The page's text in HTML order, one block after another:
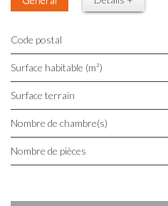
Code postal
Surface habitable (m²)
surface terrain
Nombre de chambre(s)
Nombre de pièces